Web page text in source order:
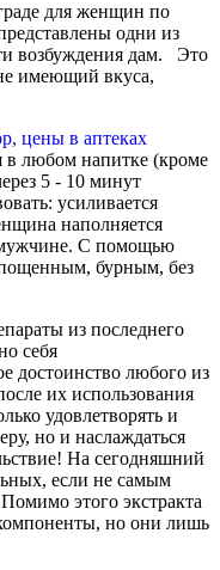
для женщин по
одни из
возбуждения дам. Это
имеющий вкуса,
в любом напитке (кроме
5 - 10 минут
усиливается
наполняется
С помощью
бурным, без
из последнего
себя
достоинство любого из
их использования
удовлетворять и
но и наслаждаться
На сегодняшний
если не самым
этого экстракта
но они лишь